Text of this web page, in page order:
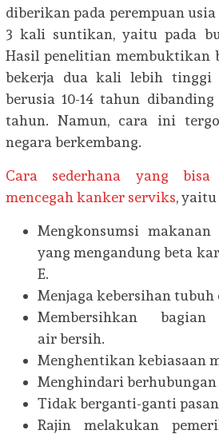
diberikan pada perempuan
3 kali suntikan, yaitu pada
Hasil penelitian membuktikan
bekerja dua kali lebih tinggi
berusia 10-14 tahun dibanding
tahun. Namun, cara ini
negara berkembang.
Cara sederhana yang
mencegah kanker serviks, yaitu
Mengkonsumsi makanan
yang mengandung beta
E.
Menjaga kebersihan
Membersihkan
air bersih.
Menghentikan kebiasaan
Menghindari
Tidak berganti-ganti
Rajin melakukan